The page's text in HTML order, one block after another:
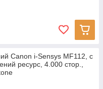
Canon i-Sensys MF112, c
ресурс, 4.000 стор.,